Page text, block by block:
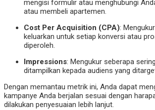
mengisi formulir atau menghubungi
atau membeli apartemen.
Cost Per Acquisition (CPA):
keluarkan untuk setiap konversi atau
diperoleh.
Impressions: Mengukur seberapa
ditampilkan kepada audiens yang
Dengan memantau metrik ini, Anda dapat
kampanye Anda berjalan sesuai dengan
dilakukan penyesuaian lebih lanjut.